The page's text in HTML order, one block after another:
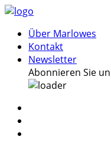
Über Marlowes
Kontakt
Newsletter
Abonnieren Sie